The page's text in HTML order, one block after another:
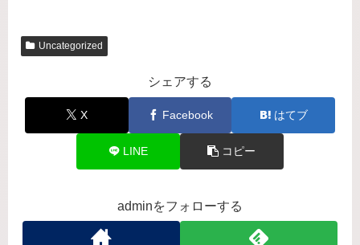
Uncategorized
シェアする
X Facebook はてブ
LINE コピー
adminをフォローする